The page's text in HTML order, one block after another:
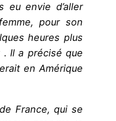
eu envie d’aller
pour son
heures plus
. Il a précisé que
en Amérique
France, qui se